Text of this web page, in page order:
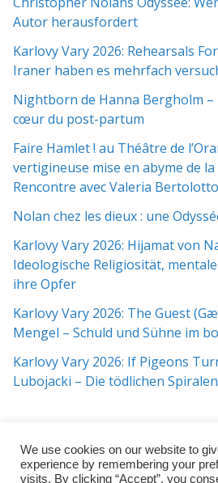
Autor herausfordert
Karlovy Vary 2026: Rehearsals
Iraner haben es mehrfach
Nightborn de Hanna Bergholm –
cœur du post-partum
Faire Hamlet ! au Théâtre de
vertigineuse mise en abyme de
Rencontre avec Valeria Bertolotto
Nolan chez les dieux : une
Karlovy Vary 2026: Hijamat von
Ideologische Religiosität,
ihre Opfer
Karlovy Vary 2026: The Guest
Mengel – Schuld und Sühne im
Karlovy Vary 2026: If Pigeons
Lubojacki – Die tödlichen
We use cookies on our website to
experience by remembering your
visits. By clicking “Accept”, you